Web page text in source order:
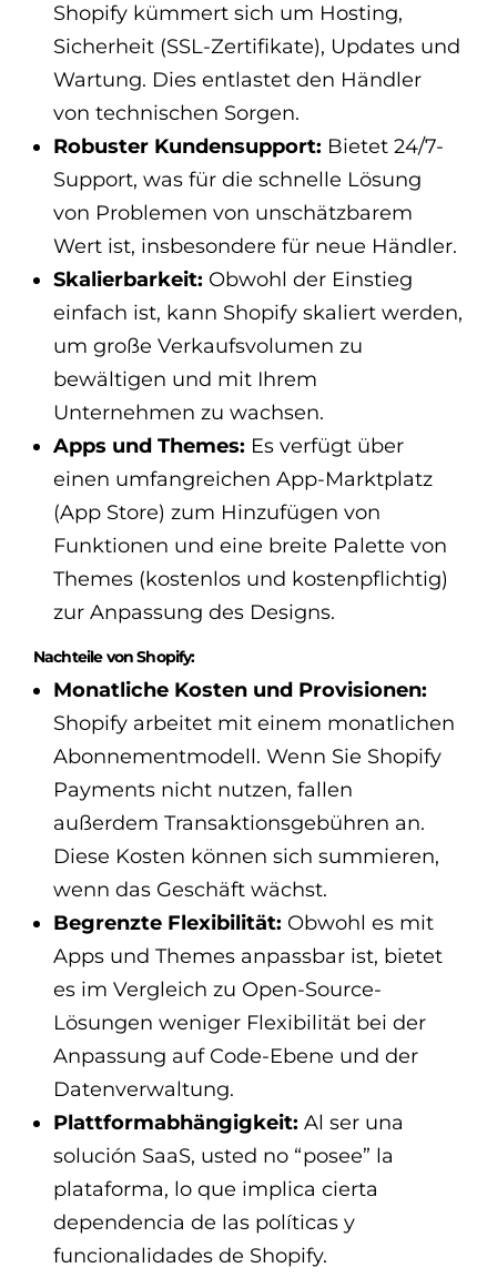
Shopify kümmert sich um Hosting,
Sicherheit (SSL-Zertifikate), Updates und
Wartung. Dies entlastet den Händler
von technischen Sorgen.
Robuster Kundensupport: Bietet 24/7-
Support, was für die schnelle Lösung
von Problemen von unschätzbarem
Wert ist, insbesondere für neue Händler.
Skalierbarkeit: Obwohl der Einstieg
einfach ist, kann Shopify skaliert werden,
um große Verkaufsvolumen zu
bewältigen und mit Ihrem
Unternehmen zu wachsen.
Apps und Themes: Es verfügt über
einen umfangreichen App-Marktplatz
(App Store) zum Hinzufügen von
Funktionen und eine breite Palette von
Themes (kostenlos und kostenpflichtig)
zur Anpassung des Designs.
Nachteile von Shopify:
Monatliche Kosten und Provisionen:
Shopify arbeitet mit einem monatlichen
Abonnementmodell. Wenn Sie Shopify
Payments nicht nutzen, fallen
außerdem Transaktionsgebühren an.
Diese Kosten können sich summieren,
wenn das Geschäft wächst.
Begrenzte Flexibilität: Obwohl es mit
Apps und Themes anpassbar ist, bietet
es im Vergleich zu Open-Source-
Lösungen weniger Flexibilität bei der
Anpassung auf Code-Ebene und der
Datenverwaltung.
Plattformabhängigkeit: Al ser una
solución SaaS, usted no “posee” la
plataforma, lo que implica cierta
dependencia de las políticas y
funcionalidades de Shopify.